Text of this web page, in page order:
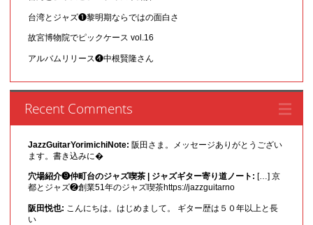
台湾とジャズ❶黎明期ならではの面白さ
故宮博物院でピックケース vol.16
アルバムリリース❹中根賢隆さん
Recent Comments
JazzGuitarYorimichiNote: 阪田さま。メッセージありがとうござい
ます。書き込みに�
穴場紹介❾仲町台のジャズ喫茶 | ジャズギター寄り道ノート: […] 京
都とジャズ❷創業51年のジャズ喫茶https://jazzguitarno
阪田悦也: こんにちは。はじめまして。 ギター歴は５０年以上と長
い